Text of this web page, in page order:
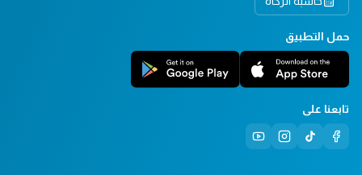
حمل التطبيق
تابعنا على